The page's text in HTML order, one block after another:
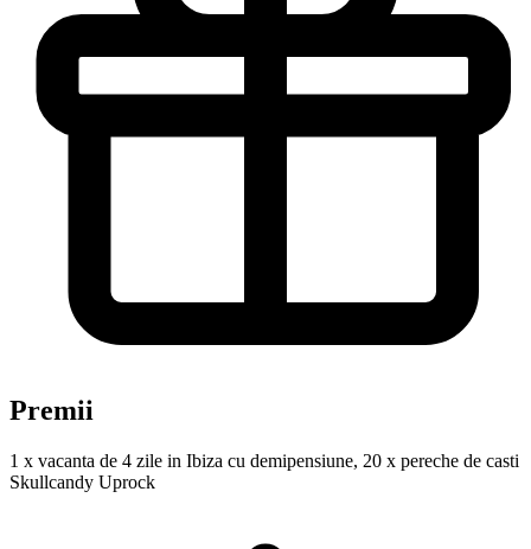
Premii
1 x vacanta de 4 zile in Ibiza cu demipensiune, 20 x pereche de casti
Skullcandy Uprock